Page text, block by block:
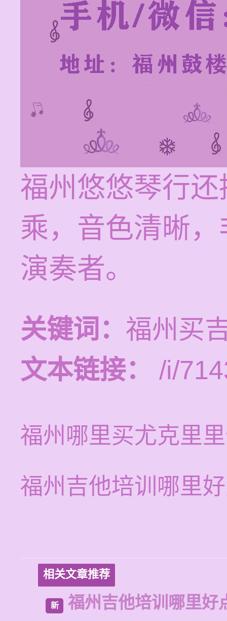
福州悠悠琴行
乘，音色清晰
演奏者。
关键词： 福州买
文本链接：
/i/
福州哪里买尤克里
福州吉他培训哪里
相关文章推荐
新 福州吉他培训哪里好